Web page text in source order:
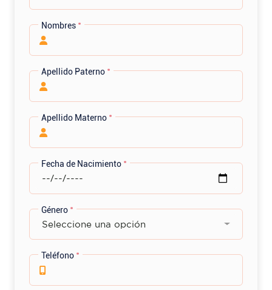
Nombres *
Apellido Paterno *
Apellido Materno *
Fecha de Nacimiento *
Género *
Seleccione una opción
Teléfono *